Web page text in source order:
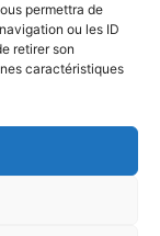
permettra de
ou les ID
retirer son
caractéristiques
Dhabi : Un